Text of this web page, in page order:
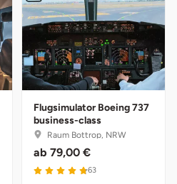
Flugsimulator Boeing 737
business-class
Raum Bottrop, NRW
ab 79,00 €
63